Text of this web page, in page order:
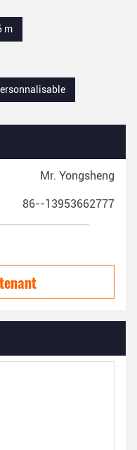
m
Mr. Yongsheng
86--13953662777